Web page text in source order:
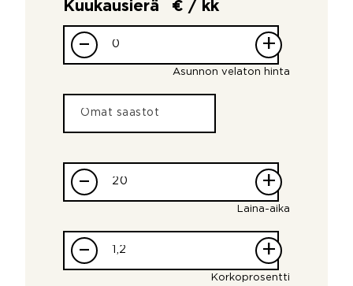
Kuukausierä € / kk
– +
Asunnon velaton hinta
– +
Laina-aika
– +
Korkoprosentti